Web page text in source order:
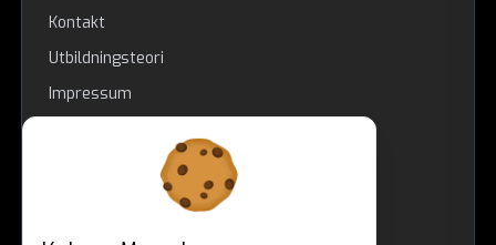
Kontakt
Utbildningsteori
Impressum